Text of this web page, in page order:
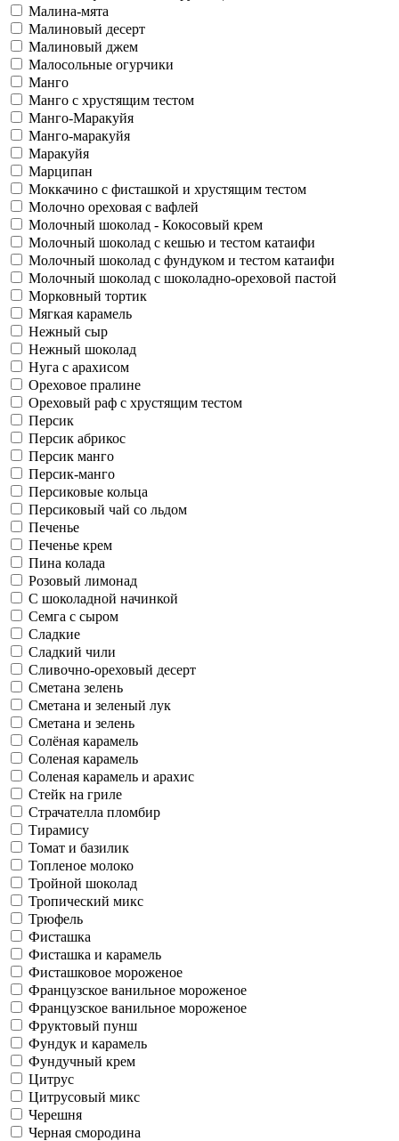
Малина-мята
Малиновый десерт
Малиновый джем
Малосольные огурчики
Манго
Манго с хрустящим тестом
Манго-Маракуйя
Манго-маракуйя
Маракуйя
Марципан
Моккачино с фисташкой и хрустящим тестом
Молочно ореховая с вафлей
Молочный шоколад - Кокосовый крем
Молочный шоколад с кешью и тестом катаифи
Молочный шоколад с фундуком и тестом катаифи
Молочный шоколад с шоколадно-ореховой пастой
Морковный тортик
Мягкая карамель
Нежный сыр
Нежный шоколад
Нуга с арахисом
Ореховое пралине
Ореховый раф с хрустящим тестом
Персик
Персик абрикос
Персик манго
Персик-манго
Персиковые кольца
Персиковый чай со льдом
Печенье
Печенье крем
Пина колада
Розовый лимонад
С шоколадной начинкой
Семга с сыром
Сладкие
Сладкий чили
Сливочно-ореховый десерт
Сметана зелень
Сметана и зеленый лук
Сметана и зелень
Солёная карамель
Соленая карамель
Соленая карамель и арахис
Стейк на гриле
Страчателла пломбир
Тирамису
Томат и базилик
Топленое молоко
Тройной шоколад
Тропический микс
Трюфель
Фисташка
Фисташка и карамель
Фисташковое мороженое
Французское ванильное мороженое
Французское ванильное мороженое
Фруктовый пунш
Фундук и карамель
Фундучный крем
Цитрус
Цитрусовый микс
Черешня
Черная смородина